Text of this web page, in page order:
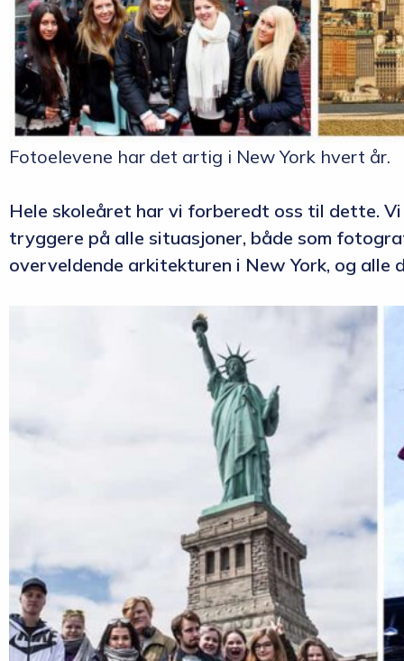
Fotoelevene har det artig i New York hvert år.
Hele skoleåret har vi forberedt oss til dette.
tryggere på alle situasjoner, både som
overveldende arkitekturen i New York, og alle